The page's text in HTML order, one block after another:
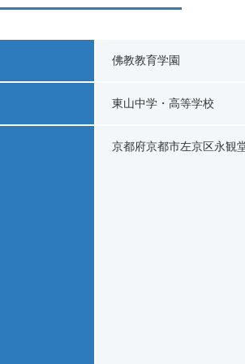
佛教教育学園
東山中学・高等学校
京都府京都市左京区永観